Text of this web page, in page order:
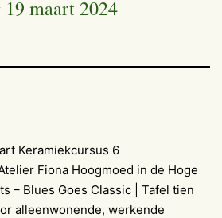
maart 2024
Keramiekcursus 6
Fiona Hoogmoed in de Hoge
– Blues Goes Classic | Tafel tien
alleenwonende, werkende